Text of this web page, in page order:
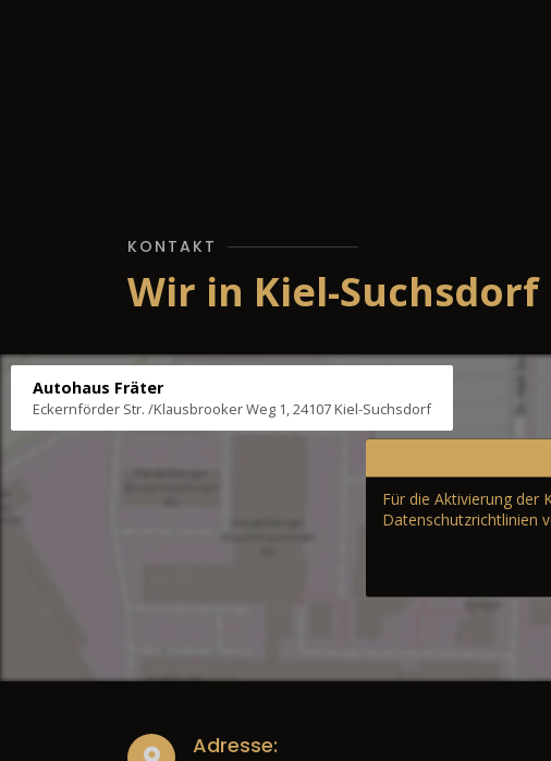
KONTAKT
Wir in Kiel-Suchsdorf
Autohaus Fräter
Eckernförder Str. /Klausbrooker Weg 1, 24107 Kiel-Suchsdorf
Für die Aktivierung der
Datenschutzrichtlinien
Adresse: